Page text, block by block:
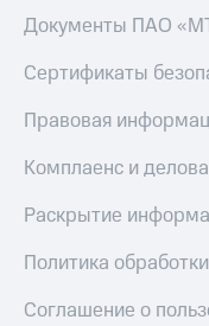
Документы ПАО
Сертификаты
Правовая
Комплаенс и
Раскрытие
Политика
Соглашение о